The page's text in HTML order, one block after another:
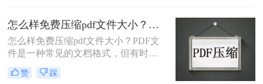
PDF文件体积太大时该如何解决呢？
下面小编给大家分享几种pdf怎么压缩
大小方法，简单实用。
怎么样免费压缩pdf文件大小？试试这个在线压缩方法！
怎么样免费压缩pdf文件大小？PDF文
件是一种常见的文档格式，但有时候
它们的文件大小可能会很大，难以通
过电子邮件或其他方式共享。在这种
赞 踩